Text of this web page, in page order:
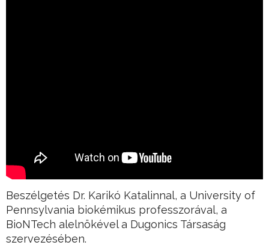
Beszélgetés Dr. Karikó Katalinnal, a University of
Pennsylvania biokémikus professzorával, a
BioNTech alelnökével a Dugonics Társaság
szervezésében.